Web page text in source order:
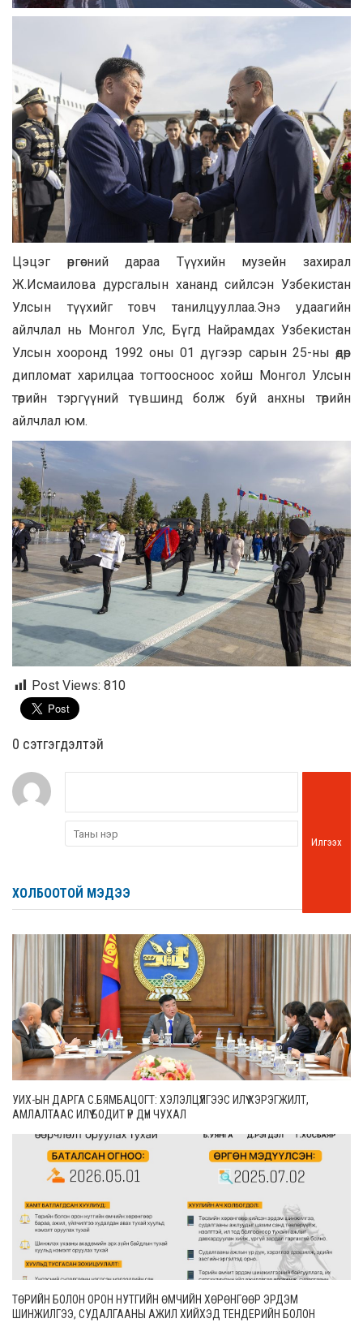
Цэцэг өргөсний дараа Түүхийн музейн захирал
Ж.Исмаилова дурсгалын хананд сийлсэн Узбекистан
Улсын түүхийг товч танилцууллаа.Энэ удаагийн
айлчлал нь Монгол Улс, Бүгд Найрамдах Узбекистан
Улсын хооронд 1992 оны 01 дүгээр сарын 25-ны өдөр
дипломат харилцаа тогтоосноос хойш Монгол Улсын
төрийн тэргүүний түвшинд болж буй анхны төрийн
айлчлал юм.
Post Views: 810
0 cэтгэгдэлтэй
Илгээх
ХОЛБООТОЙ МЭДЭЭ
УИХ-ЫН ДАРГА С.БЯМБАЦОГТ: ХЭЛЭЛЦҮҮЛГЭЭС ИЛҮҮ ХЭРЭГЖИЛТ,
АМЛАЛТААС ИЛҮҮ БОДИТ ҮР ДҮН ЧУХАЛ
ТӨРИЙН БОЛОН ОРОН НУТГИЙН ӨМЧИЙН ХӨРӨНГӨӨР ЭРДЭМ
ШИНЖИЛГЭЭ, СУДАЛГААНЫ АЖИЛ ХИЙХЭД ТЕНДЕРИЙН БОЛОН